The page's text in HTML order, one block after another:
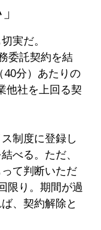
実だ。
委託契約を結
40分）あたりの
他社を上回る契
制度に登録し
べる。ただ、
て判断いただ
限り。期間が過
、契約解除と